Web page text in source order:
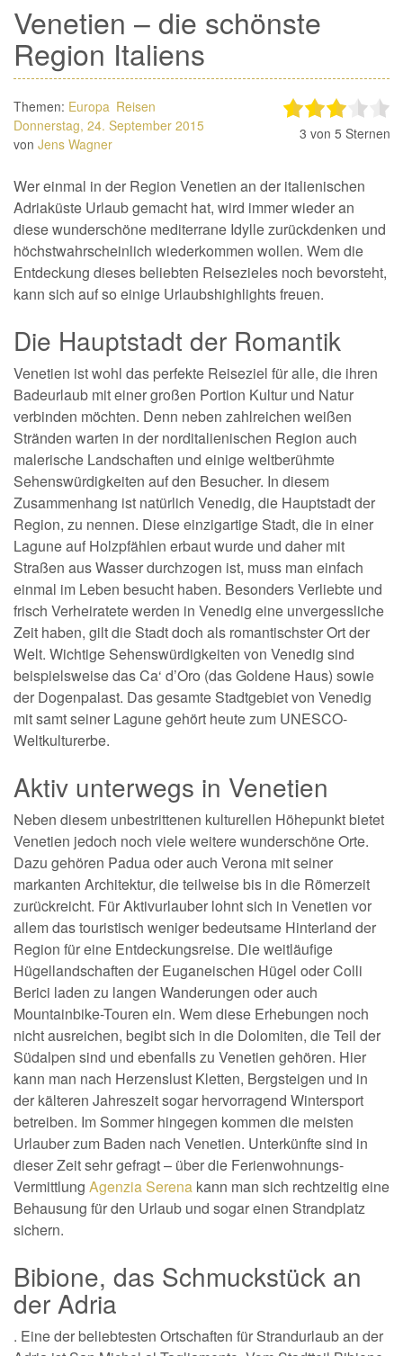
Venetien – die schönste
Region Italiens
Themen: Europa Reisen
Donnerstag, 24. September 2015
von Jens Wagner
3 von 5 Sternen
Wer einmal in der Region Venetien an der italienischen
Adriaküste Urlaub gemacht hat, wird immer wieder an
diese wunderschöne mediterrane Idylle zurückdenken und
höchstwahrscheinlich wiederkommen wollen. Wem die
Entdeckung dieses beliebten Reisezieles noch bevorsteht,
kann sich auf so einige Urlaubshighlights freuen.
Die Hauptstadt der Romantik
Venetien ist wohl das perfekte Reiseziel für alle, die ihren
Badeurlaub mit einer großen Portion Kultur und Natur
verbinden möchten. Denn neben zahlreichen weißen
Stränden warten in der norditalienischen Region auch
malerische Landschaften und einige weltberühmte
Sehenswürdigkeiten auf den Besucher. In diesem
Zusammenhang ist natürlich Venedig, die Hauptstadt der
Region, zu nennen. Diese einzigartige Stadt, die in einer
Lagune auf Holzpfählen erbaut wurde und daher mit
Straßen aus Wasser durchzogen ist, muss man einfach
einmal im Leben besucht haben. Besonders Verliebte und
frisch Verheiratete werden in Venedig eine unvergessliche
Zeit haben, gilt die Stadt doch als romantischster Ort der
Welt. Wichtige Sehenswürdigkeiten von Venedig sind
beispielsweise das Ca‘ d’Oro (das Goldene Haus) sowie
der Dogenpalast. Das gesamte Stadtgebiet von Venedig
mit samt seiner Lagune gehört heute zum UNESCO-
Weltkulturerbe.
Aktiv unterwegs in Venetien
Neben diesem unbestrittenen kulturellen Höhepunkt bietet
Venetien jedoch noch viele weitere wunderschöne Orte.
Dazu gehören Padua oder auch Verona mit seiner
markanten Architektur, die teilweise bis in die Römerzeit
zurückreicht. Für Aktivurlauber lohnt sich in Venetien vor
allem das touristisch weniger bedeutsame Hinterland der
Region für eine Entdeckungsreise. Die weitläufige
Hügellandschaften der Euganeischen Hügel oder Colli
Berici laden zu langen Wanderungen oder auch
Mountainbike-Touren ein. Wem diese Erhebungen noch
nicht ausreichen, begibt sich in die Dolomiten, die Teil der
Südalpen sind und ebenfalls zu Venetien gehören. Hier
kann man nach Herzenslust Kletten, Bergsteigen und in
der kälteren Jahreszeit sogar hervorragend Wintersport
betreiben. Im Sommer hingegen kommen die meisten
Urlauber zum Baden nach Venetien. Unterkünfte sind in
dieser Zeit sehr gefragt – über die Ferienwohnungs-
Vermittlung Agenzia Serena kann man sich rechtzeitig eine
Behausung für den Urlaub und sogar einen Strandplatz
sichern.
Bibione, das Schmuckstück an
der Adria
. Eine der beliebtesten Ortschaften für Strandurlaub an der